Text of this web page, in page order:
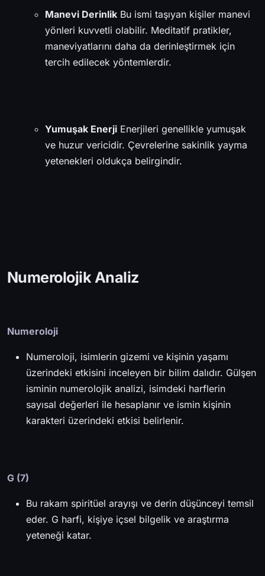
Manevi Derinlik Bu ismi taşıyan kişiler manevi
yönleri kuvvetli olabilir. Meditatif pratikler,
maneviyatlarını daha da derinleştirmek için
tercih edilecek yöntemlerdir.
Yumuşak Enerji Enerjileri genellikle yumuşak
ve huzur vericidir. Çevrelerine sakinlik yayma
yetenekleri oldukça belirgindir.
Numerolojik Analiz
Numeroloji
Numeroloji, isimlerin gizemi ve kişinin yaşamı
üzerindeki etkisini inceleyen bir bilim dalıdır. Gülşen
isminin numerolojik analizi, isimdeki harflerin
sayısal değerleri ile hesaplanır ve ismin kişinin
karakteri üzerindeki etkisi belirlenir.
G (7)
Bu rakam spiritüel arayışı ve derin düşünceyi temsil
eder. G harfi, kişiye içsel bilgelik ve araştırma
yeteneği katar.